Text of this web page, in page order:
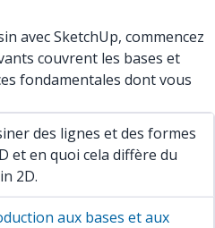
avec SketchUp, commencez
couvrent les bases et
fondamentales dont vous
article.
des lignes et des formes
et en quoi cela diffère du
2D.
aux bases et aux